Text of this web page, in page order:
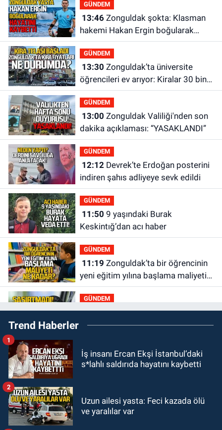
GÜNDEM
13:46Zonguldak şokta: Klasman
hakemi Hakan Ergin boğularak
hayatını kaybetti
GÜNDEM
13:30
öğrencileri ev arıyor: Kiralar 30 bin
liraya kadar çıkıyor
GÜNDEM
13:00
dakika açıklaması: “YASAKLANDI”
GÜNDEM
12:12Devrek’te Erdoğan posterini
indiren şahıs adliyeye sevk edildi
GÜNDEM
11:50
Keskintığ’dan acı haber
GÜNDEM
11:19
yeni eğitim yılına başlama maliyeti
ne kadar?
GÜNDEM
11:13Şaşırtmadı... Akaryakıta bir
zam daha geliyor
11:00
10:55İşçi servisi kaza yaptı...
Trend Haberler
İş insanı Ercan Ekşi İstanbul’daki
s*lahlı saldırıda hayatını kaybetti
1
Uzun ailesi yasta: Feci kazada ölü
ve yaralılar var
2